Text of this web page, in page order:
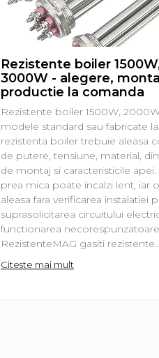
Rezistente boiler
3000W - alegere,
productie la comanda
Rezistente boiler 1500W,
modele standard sau fabricate
rezistenta boiler trebuie aleasa
de putere, tensiune, material,
de montaj si caracteristicile apei.
prea mica poate incalzi lent, iar
aleasa fara verificarea instalatiei
suprasolicitarea circuitului
functionarea
RezistenteMAG gasiti
Citeste mai mult